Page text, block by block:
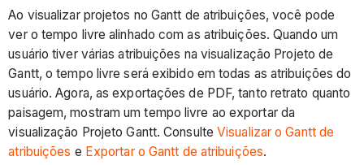
de
atribuições
e
Gantt
específicos
do
projeto
(25/08/2023)
Ao visualizar projetos no Gantt de atribuições, você pode
ver o tempo livre alinhado com as atribuições. Quando um
usuário tiver várias atribuições na visualização Projeto de
Gantt, o tempo livre será exibido em todas as atribuições do
usuário. Agora, as exportações de PDF, tanto retrato quanto
paisagem, mostram um tempo livre ao exportar da
visualização Projeto Gantt. ConsulteVisualizar o Gantt de
atribuições e Exportar o Gantt de atribuições.